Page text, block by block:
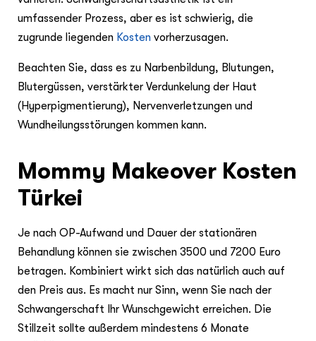
umfassender Prozess, aber es ist schwierig, die
zugrunde liegenden Kosten vorherzusagen.
Beachten Sie, dass es zu Narbenbildung, Blutungen,
Blutergüssen, verstärkter Verdunkelung der Haut
(Hyperpigmentierung), Nervenverletzungen und
Wundheilungsstörungen kommen kann.
Mommy Makeover Kosten
Türkei
Je nach OP-Aufwand und Dauer der stationären
Behandlung können sie zwischen 3500 und 7200 Euro
betragen. Kombiniert wirkt sich das natürlich auch auf
den Preis aus. Es macht nur Sinn, wenn Sie nach der
Schwangerschaft Ihr Wunschgewicht erreichen. Die
Stillzeit sollte außerdem mindestens 6 Monate